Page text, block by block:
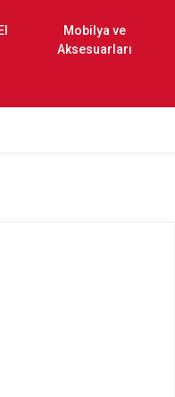
Mobilya ve
Aksesuarları